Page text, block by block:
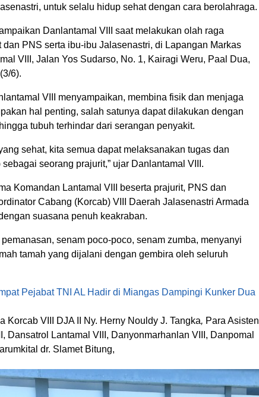
untuk selalu hidup sehat dengan cara berolahraga.
Danlantamal VIII saat melakukan olah raga
dan PNS serta ibu-ibu Jalasenastri, di Lapangan Markas
VIII, Jalan Yos Sudarso, No. 1, Kairagi Weru, Paal Dua,
6).
VIII menyampaikan, membina fisik dan menjaga
hal penting, salah satunya dapat dilakukan dengan
tubuh terhindar dari serangan penyakit.
sehat, kita semua dapat melaksanakan tugas dan
seorang prajurit,” ujar Danlantamal VIII.
Komandan Lantamal VIII beserta prajurit, PNS dan
Cabang (Korcab) VIII Daerah Jalasenastri Armada
suasana penuh keakraban.
senam poco-poco, senam zumba, menyanyi
tamah yang dijalani dengan gembira oleh seluruh
Pejabat TNI AL Hadir di Miangas Dampingi Kunker Dua
Korcab VIII DJA II Ny. Herny Nouldy J. Tangka, Para Asisten
Dansatrol Lantamal VIII, Danyonmarhanlan VIII, Danpomal
dr. Slamet Bitung,